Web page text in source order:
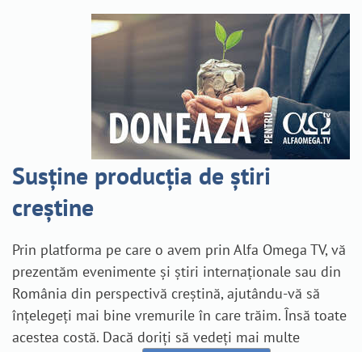
Susține producția de știri
creștine
Prin platforma pe care o avem prin Alfa Omega TV, vă
prezentăm evenimente și știri internaționale sau din
România din perspectivă creștină, ajutându-vă să
înțelegeți mai bine vremurile în care trăim. Însă toate
acestea costă. Dacă doriți să vedeți mai multe